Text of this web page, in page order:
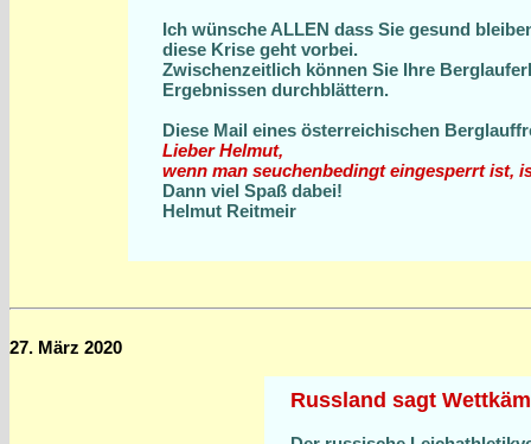
Ich wünsche ALLEN dass Sie gesund
diese Krise geht vorbei.
Zwischenzeitlich können Sie Ihre
Ergebnissen durchblättern.
Diese Mail eines österreichischen
Lieber Helmut,
wenn man seuchenbedingt eingesperrt ist,
Dann viel Spaß dabei!
Helmut Reitmeir
27. März 2020
Russland sagt